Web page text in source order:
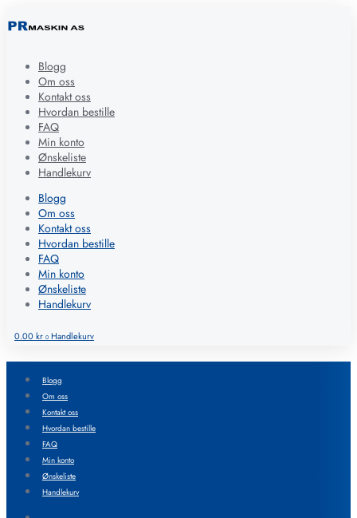
Blogg
Om oss
Kontakt oss
Hvordan bestille
FAQ
Min konto
Ønskeliste
Handlekurv
Blogg
Om oss
Kontakt oss
Hvordan bestille
FAQ
Min konto
Ønskeliste
Handlekurv
0.00kr 0 Handlekurv
Blogg
Om oss
Kontakt oss
Hvordan bestille
FAQ
Min konto
Ønskeliste
Handlekurv